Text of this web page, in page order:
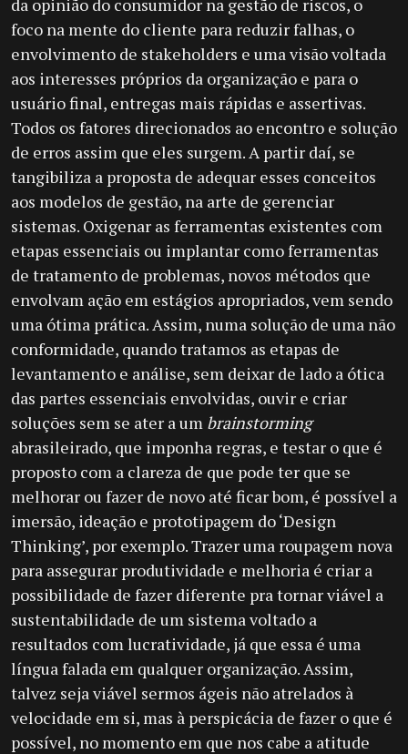
da opinião do consumidor na gestão de riscos, o
foco na mente do cliente para reduzir falhas, o
envolvimento de stakeholders e uma visão voltada
aos interesses próprios da organização e para o
usuário final, entregas mais rápidas e assertivas.
Todos os fatores direcionados ao encontro e solução
de erros assim que eles surgem. A partir daí, se
tangibiliza a proposta de adequar esses conceitos
aos modelos de gestão, na arte de gerenciar
sistemas. Oxigenar as ferramentas existentes com
etapas essenciais ou implantar como ferramentas
de tratamento de problemas, novos métodos que
envolvam ação em estágios apropriados, vem sendo
uma ótima prática. Assim, numa solução de uma não
conformidade, quando tratamos as etapas de
levantamento e análise, sem deixar de lado a ótica
das partes essenciais envolvidas, ouvir e criar
soluções sem se ater a um brainstorming
abrasileirado, que imponha regras, e testar o que é
proposto com a clareza de que pode ter que se
melhorar ou fazer de novo até ficar bom, é possível a
imersão, ideação e prototipagem do ‘Design
Thinking’, por exemplo. Trazer uma roupagem nova
para assegurar produtividade e melhoria é criar a
possibilidade de fazer diferente pra tornar viável a
sustentabilidade de um sistema voltado a
resultados com lucratividade, já que essa é uma
língua falada em qualquer organização. Assim,
talvez seja viável sermos ágeis não atrelados à
velocidade em si, mas à perspicácia de fazer o que é
possível, no momento em que nos cabe a atitude